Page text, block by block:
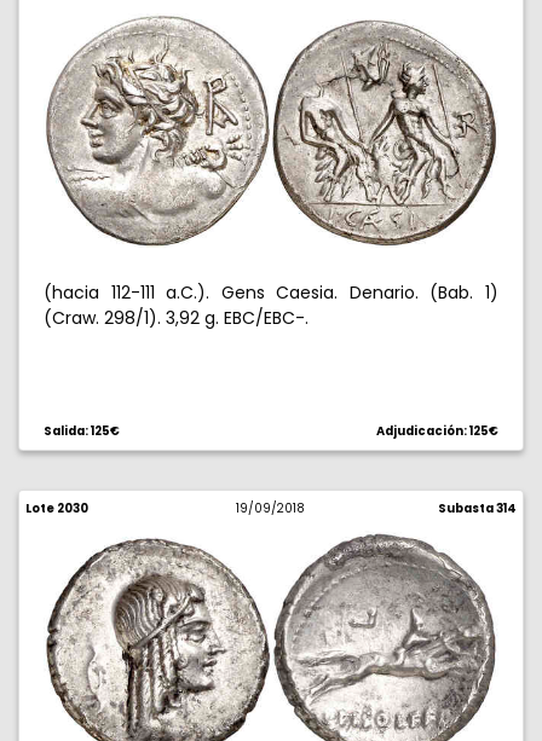
(hacia 112-111 a.C.). Gens Caesia. Denario. (Bab. 1)
(Craw. 298/1). 3,92 g. EBC/EBC-.
Salida: 125€ Adjudicación: 125€
Lote 2030 19/09/2018 Subasta 314